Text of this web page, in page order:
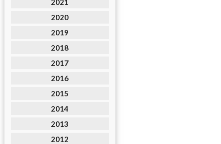
2021
2020
2019
2018
2017
2016
2015
2014
2013
2012